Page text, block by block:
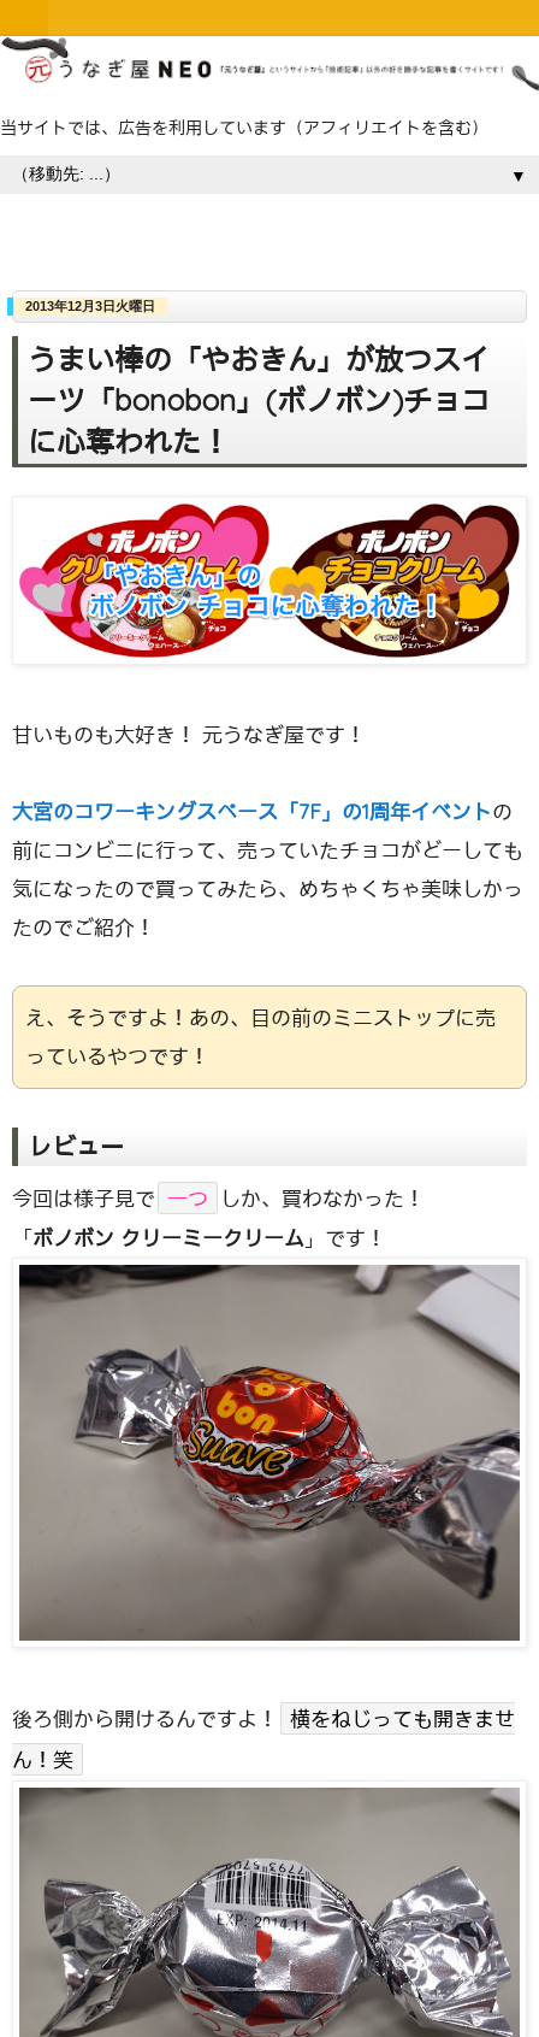
当サイトでは、広告を利用しています（アフィリエイトを含む）
▼
2013年12月3日火曜日
うまい棒の「やおきん」が放つスイ
ーツ「bonobon」(ボノボン)チョコ
に心奪われた！
甘いものも大好き！ 元うなぎ屋です！
大宮のコワーキングスペース「7F」の1周年イベントの
前にコンビニに行って、売っていたチョコがどーしても
気になったので買ってみたら、めちゃくちゃ美味しかっ
たのでご紹介！
え、そうですよ！あの、目の前のミニストップに売
っているやつです！
レビュー
今回は様子見で 一つ
しか、買わなかった！
「ボノボン クリーミークリーム」です！
後ろ側から開けるんですよ！
横をねじっても開きませ
ん！笑